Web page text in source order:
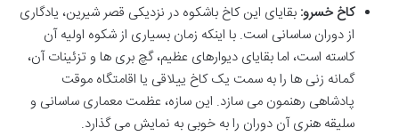
کاخ خسرو: بقایای این کاخ باشکوه در نزدیکی قصر شیرین، یادگاری
از دوران ساسانی است. با اینکه زمان بسیاری از شکوه اولیه آن
کاسته است، اما بقایای دیوارهای عظیم، گچ بری ها و تزئینات آن،
گمانه زنی ها را به سمت یک کاخ ییلاقی یا اقامتگاه موقت
پادشاهی رهنمون می سازد. این سازه، عظمت معماری ساسانی و
سلیقه هنری آن دوران را به خوبی به نمایش می گذارد.